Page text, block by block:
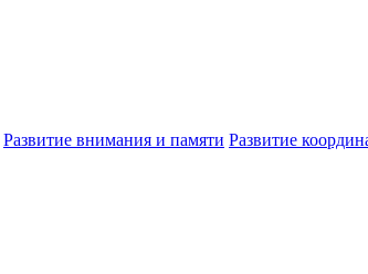
Развитие внимания и памяти Развитие